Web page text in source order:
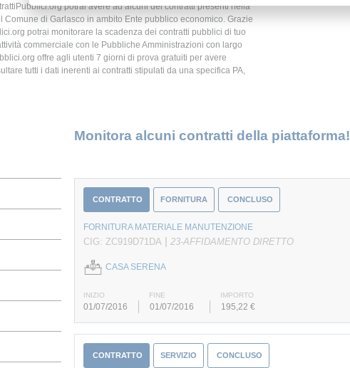
potrai avere ad alcuni dei contratti presenti nella
Comune di Garlasco in ambito Ente pubblico economico. Grazie
potrai monitorare la scadenza dei contratti pubblici di tuo
commerciale con le Pubbliche Amministrazioni con largo
offre agli utenti 7 giorni di prova gratuiti per avere
tutti i dati inerenti ai contratti stipulati da una specifica PA,
Monitora alcuni contratti della piattaforma!
CONTRATTO FORNITURA CONCLUSO
FORNITURA MATERIALE MANUTENZIONE
CIG: ZC919D71DA | 23-AFFIDAMENTO DIRETTO
CASA SERENA
INIZIO FINE IMPORTO
01/07/2016 01/07/2016 195,22 €
CONTRATTO SERVIZIO CONCLUSO